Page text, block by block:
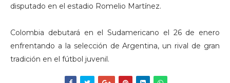
disputado en el estadio Romelio Martínez.
Colombia debutará en el Sudamericano el 26 de enero
enfrentando a la selección de Argentina, un rival de gran
tradición en el fútbol juvenil.